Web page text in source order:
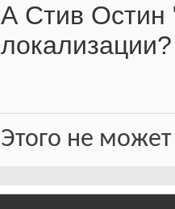
А Стив Остин
Этого не